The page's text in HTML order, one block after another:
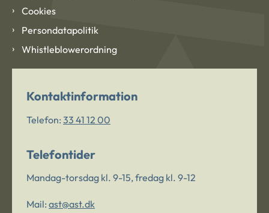
Cookies
Persondatapolitik
Whistleblowerordning
Kontaktinformation
Telefon: 33 41 12 00
Telefontider
Mandag-torsdag kl. 9-15, fredag kl. 9-12
Mail: ast@ast.dk